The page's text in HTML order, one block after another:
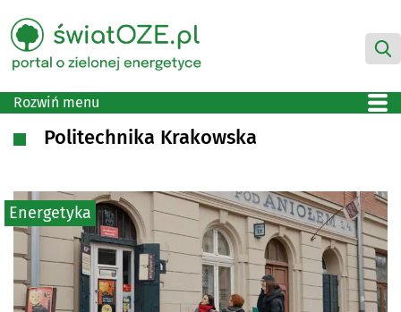
Rozwiń menu
Politechnika Krakowska
Energetyka